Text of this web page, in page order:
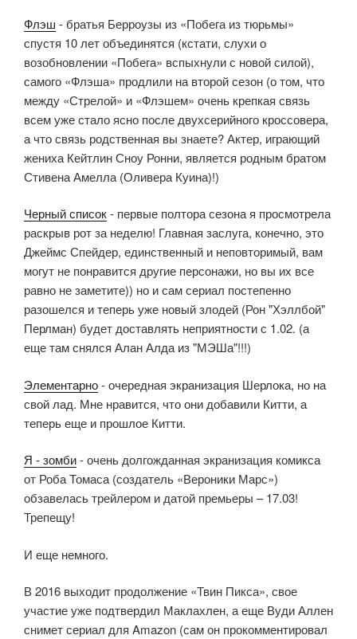
Флэш - братья Берроузы из «Побега из тюрьмы»
спустя 10 лет объединятся (кстати, слухи о
возобновлении «Побега» вспыхнули с новой силой),
самого «Флэша» продлили на второй сезон (о том, что
между «Стрелой» и «Флэшем» очень крепкая связь
всем уже стало ясно после двухсерийного кроссовера,
а что связь родственная вы знаете? Актер, играющий
жениха Кейтлин Сноу Ронни, является родным братом
Стивена Амелла (Оливера Куина)!)
Черный список- первые полтора сезона я просмотрела
раскрыв рот за неделю! Главная заслуга, конечно, это
Джеймс Спейдер, единственный и неповторимый, вам
могут не понравится другие персонажи, но вы их все
равно не заметите)) но и сам сериал постепенно
разошелся и теперь уже новый злодей (Рон "Хэллбой"
Перлман) будет доставлять неприятности с 1.02. (а
еще там снялся Алан Алда из "МЭШа"!!!)
Элементарно- очередная экранизация Шерлока, но на
свой лад. Мне нравится, что они добавили Китти, а
теперь еще и прошлое Китти.
Я - зомби- очень долгожданная экранизация комикса
от Роба Томаса (создатель «Вероники Марс»)
обзавелась трейлером и датой премьеры – 17.03!
Трепещу!
И еще немного.
В 2016 выходит продолжение «Твин Пикса», свое
участие уже подтвердил Маклахлен, а еще Вуди Аллен
снимет сериал для Amazon (сам он прокомментировал